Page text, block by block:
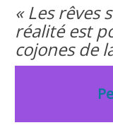
« Les rêves
réalité est
cojones de